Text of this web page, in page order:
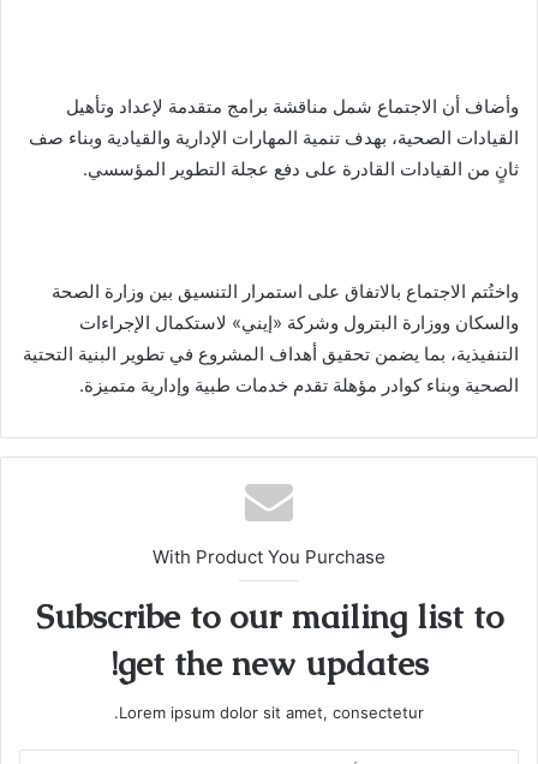
وأضاف أن الاجتماع شمل مناقشة برامج متقدمة لإعداد وتأهيل
القيادات الصحية، بهدف تنمية المهارات الإدارية والقيادية وبناء صف
ثانٍ من القيادات القادرة على دفع عجلة التطوير المؤسسي.
واختُتم الاجتماع بالاتفاق على استمرار التنسيق بين وزارة الصحة
والسكان ووزارة البترول وشركة «إيني» لاستكمال الإجراءات
التنفيذية، بما يضمن تحقيق أهداف المشروع في تطوير البنية التحتية
الصحية وبناء كوادر مؤهلة تقدم خدمات طبية وإدارية متميزة.
With Product You Purchase
Subscribe to our mailing list to
get the new updates!
Lorem ipsum dolor sit amet, consectetur.